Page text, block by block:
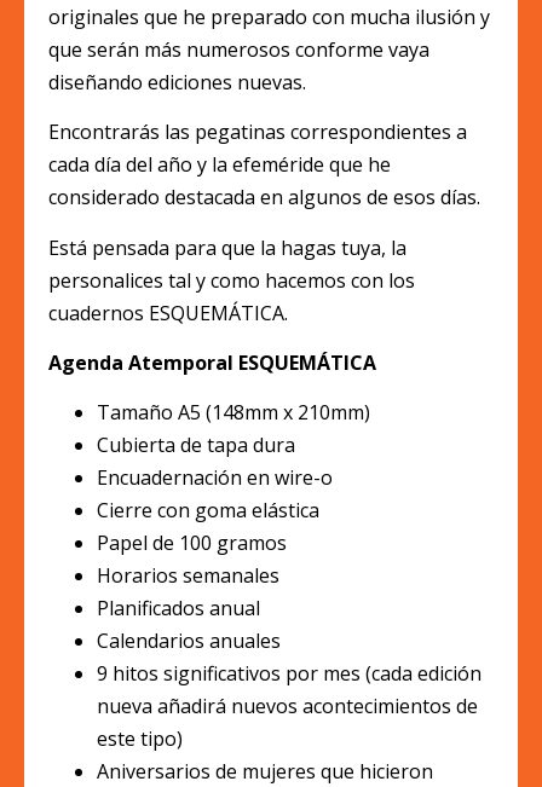
originales que he preparado con mucha ilusión y
que serán más numerosos conforme vaya
diseñando ediciones nuevas.
Encontrarás las pegatinas correspondientes a
cada día del año y la efeméride que he
considerado destacada en algunos de esos días.
Está pensada para que la hagas tuya, la
personalices tal y como hacemos con los
cuadernos ESQUEMÁTICA.
Agenda Atemporal ESQUEMÁTICA
Tamaño A5 (148mm x 210mm)
Cubierta de tapa dura
Encuadernación en wire-o
Cierre con goma elástica
Papel de 100 gramos
Horarios semanales
Planificados anual
Calendarios anuales
9 hitos significativos por mes (cada edición
nueva añadirá nuevos acontecimientos de
este tipo)
Aniversarios de mujeres que hicieron